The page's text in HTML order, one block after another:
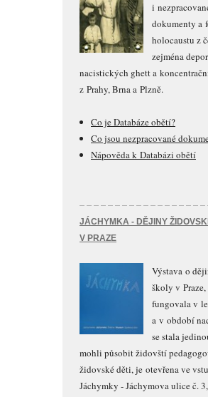
i
dokumenty a
holocaustu z
zejména
nacistických ghett a
z Prahy, Brna a Plzně.
Co je Databáze obětí?
Co jsou nezpracované
Nápověda k Databázi obětí
JÁCHYMKA - DĚJINY
V PRAZE
Výstava o
školy v Praze,
fungovala v
a v období
se stala
mohli působit židovští
židovské děti, je otevřena ve
Jáchymky - Jáchymova ulice č.